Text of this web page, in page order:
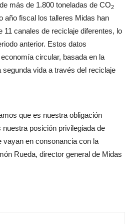
más de 1.800 toneladas de CO2
año fiscal los talleres Midas han
11 canales de reciclaje diferentes, lo
anterior. Estos datos
circular, basada en la
vida a través del reciclaje
que es nuestra obligación
posición privilegiada de
vayan en consonancia con la
Rueda, director general de Midas